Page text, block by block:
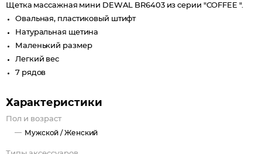
Щетка массажная мини DEWAL BR6403 из серии "COFFEE ".
Овальная, пластиковый штифт
Натуральная щетина
Маленький размер
Легкий вес
7 рядов
Характеристики
Пол и возраст
Мужской /Женский